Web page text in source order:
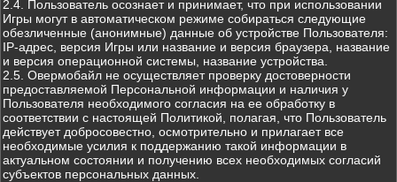
2.4. Пользователь осознает и принимает, что при использовании
Игры могут в автоматическом режиме собираться следующие
обезличенные (анонимные) данные об устройстве Пользователя:
IP-адрес, версия Игры или название и версия браузера, название
и версия операционной системы, название устройства.
2.5. Овермобайл не осуществляет проверку достоверности
предоставляемой Персональной информации и наличия у
Пользователя необходимого согласия на ее обработку в
соответствии с настоящей Политикой, полагая, что Пользователь
действует добросовестно, осмотрительно и прилагает все
необходимые усилия к поддержанию такой информации в
актуальном состоянии и получению всех необходимых согласий
субъектов персональных данных.